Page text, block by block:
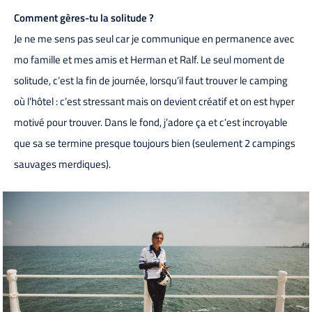
Comment gères-tu la solitude ?
Je ne me sens pas seul car je communique en permanence avec
mo famille et mes amis et Herman et Ralf. Le seul moment de
solitude, c’est la fin de journée, lorsqu’il faut trouver le camping
où l’hôtel : c’est stressant mais on devient créatif et on est hyper
motivé pour trouver. Dans le fond, j’adore ça et c’est incroyable
que sa se termine presque toujours bien (seulement 2 campings
sauvages merdiques).